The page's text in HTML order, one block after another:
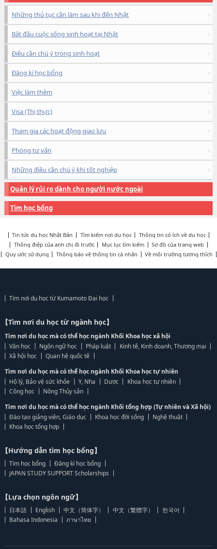
Những thủ tục cần làm sau khi đến Nhật
Bắt đầu cuộc sống sinh hoạt tại Nhật
Điều cần chú ý trong sinh hoạt
Đăng kí học bổng
Việc làm thêm
Visa (Thị thực)
Tham gia các hoạt động giao lưu
Phòng tư vấn
Những điều cần chú ý khi tốt nghiệp
Quản lý rủi ro dành cho người nước ngoài
Tìm học bổng
Tin tức du học Nhật Bản Tìm kiếm nơi du học
Thông tin có ích về du học
Thông điệp của anh chị đi trước
Mục lục tìm kiếm
Sơ đồ của trang web
Quy ước sử dụng
Thông báo về thông tin cá nhân Về môi trường tương thích
Tìm nơi du học từ Kumamoto Đại học
【Tìm nơi du học từ ngành học】
Tìm nơi du học mà có thể học ngành Khối Khoa học xã hội
Văn học
Ngôn ngữ học Pháp luật
Kinh tế, Kinh doanh, Thương mại
Xã hội học
Quan hệ quốc tế
Tìm nơi du học mà có thể học ngành Khối Khoa học tự nhiên
Hộ lý, Bảo vệ sức khỏe
Y, Nha Dược
Khoa học tự nhiên
Công học
Nông Thủy sản
Tìm nơi du học mà có thể học ngành Khối tổng hợp (Tự nhiên và Xã hội)
Đào tạo giảng viên, Giáo dục
Khoa học đời sống
Nghệ thuật
Khoa học tổng hợp
【Hướng dẫn tìm học bổng】
Tìm học bổng
Đăng kí học bổng
JAPAN STUDY SUPPORT Scholarships
【Lựa chọn ngôn ngữ】
日本語 English 中文（简体字） 中文（繁體字）
한국어
Bahasa Indonesia
ภาษาไทย